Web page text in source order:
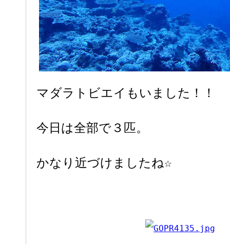
マダラトビエイもいました！！
今日は全部で３匹。
かなり近づけましたね☆